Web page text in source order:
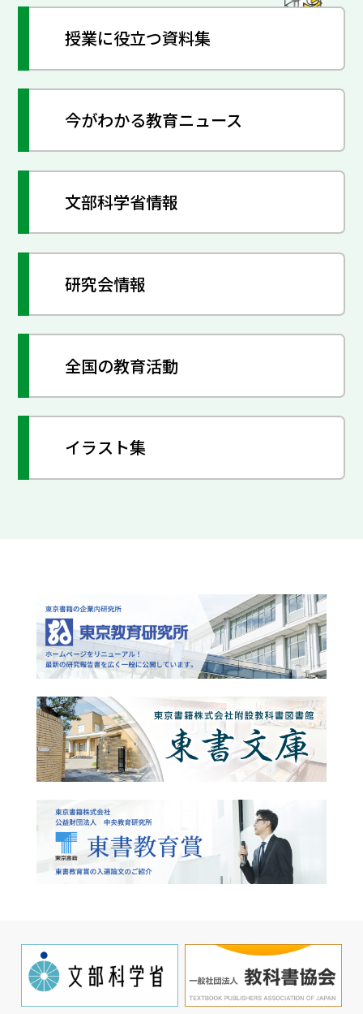
授業に役立つ資料集
今がわかる教育ニュース
文部科学省情報
研究会情報
全国の教育活動
イラスト集